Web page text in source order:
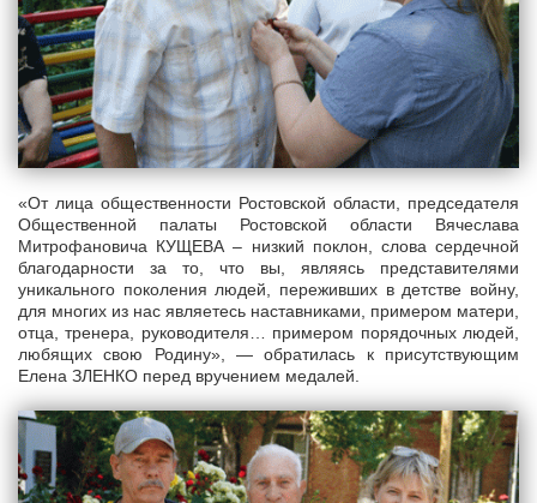
«От лица общественности Ростовской области, председателя
Общественной палаты Ростовской области Вячеслава
Митрофановича КУЩЕВА – низкий поклон, слова сердечной
благодарности за то, что вы, являясь представителями
уникального поколения людей, переживших в детстве войну,
для многих из нас являетесь наставниками, примером матери,
отца, тренера, руководителя… примером порядочных людей,
любящих свою Родину», — обратилась к присутствующим
Елена ЗЛЕНКО перед вручением медалей.